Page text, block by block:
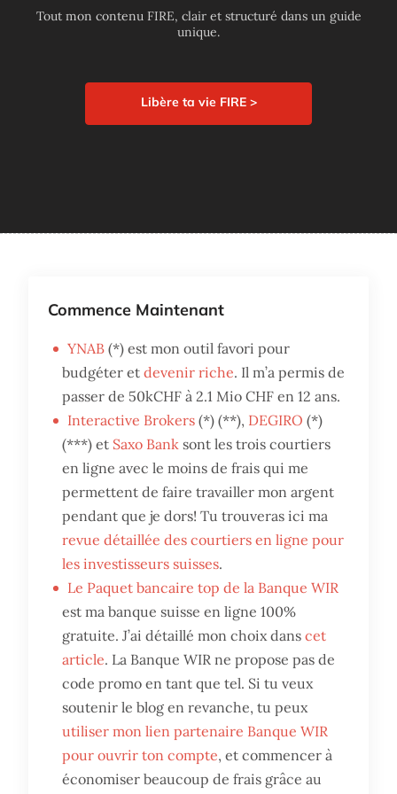
Tout mon contenu FIRE, clair et structuré dans un guide
unique.
Libère ta vie FIRE >
Commence Maintenant
YNAB (*) est mon outil favori pour
budgéter etdevenir riche. Il m’a permis de
passer de 50kCHF à 2.1 Mio CHF en 12 ans.
Interactive Brokers (*) (**), DEGIRO (*)
(***) et Saxo Bank sont les trois courtiers
en ligne avec le moins de frais qui me
permettent de faire travailler mon argent
pendant que je dors! Tu trouveras ici ma
revue détaillée des courtiers en ligne pour
les investisseurs suisses.
Le Paquet bancaire top de la Banque WIR
est ma banque suisse en ligne 100%
gratuite. J’ai détaillé mon choix danscet
article. La Banque WIR ne propose pas de
code promo en tant que tel. Si tu veux
soutenir le blog en revanche, tu peux
utiliser mon lien partenaire Banque WIR
pour ouvrir ton compte, et commencer à
économiser beaucoup de frais grâce au